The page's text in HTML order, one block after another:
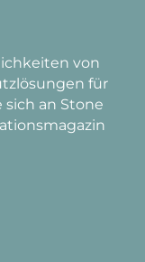
von
für
sich an Stone